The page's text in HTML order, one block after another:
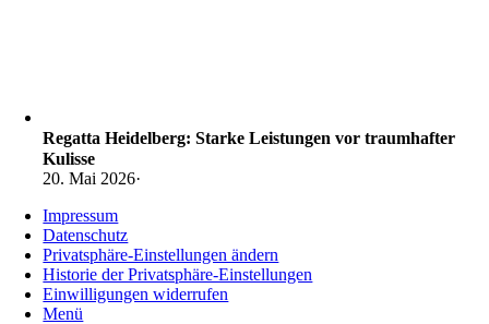
Regatta Heidelberg: Starke Leistungen vor traumhafter
Kulisse
20. Mai 2026·
Impressum
Datenschutz
Privatsphäre-Einstellungen ändern
Historie der Privatsphäre-Einstellungen
Einwilligungen widerrufen
Menü